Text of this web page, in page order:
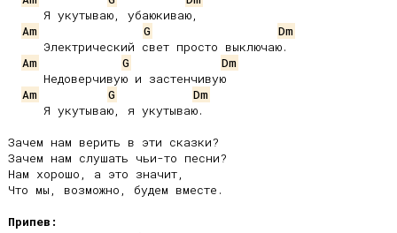
Am
G
Dm
Am
G
Dm
Am
G
Dm
Зачем нам верить в эти сказки?
Зачем нам слушать чьи-то песни?
Нам хорошо, а это значит,
Что мы, возможно, будем вместе.
Припев: